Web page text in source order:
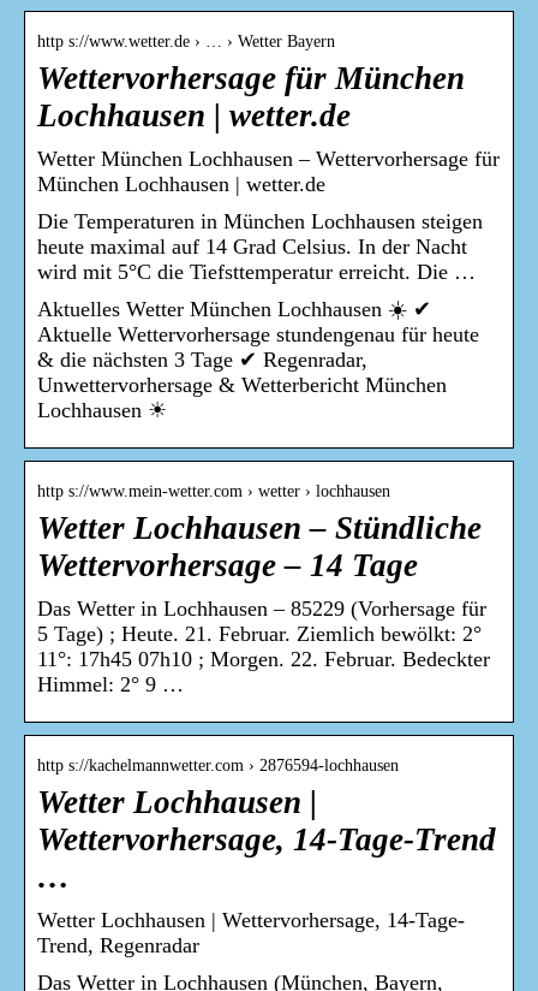
http s://www.wetter.de › … › Wetter Bayern
Wettervorhersage für München
Lochhausen | wetter.de
Wetter München Lochhausen – Wettervorhersage für
München Lochhausen | wetter.de
Die Temperaturen in München Lochhausen steigen
heute maximal auf 14 Grad Celsius. In der Nacht
wird mit 5°C die Tiefsttemperatur erreicht. Die …
Aktuelles Wetter München Lochhausen ☀️ ✔
Aktuelle Wettervorhersage stundengenau für heute
& die nächsten 3 Tage ✔ Regenradar,
Unwettervorhersage & Wetterbericht München
Lochhausen ☀
http s://www.mein-wetter.com › wetter › lochhausen
Wetter Lochhausen – Stündliche
Wettervorhersage – 14 Tage
Das Wetter in Lochhausen – 85229 (Vorhersage für
5 Tage) ; Heute. 21. Februar. Ziemlich bewölkt: 2°
11°: 17h45 07h10 ; Morgen. 22. Februar. Bedeckter
Himmel: 2° 9 …
http s://kachelmannwetter.com › 2876594-lochhausen
Wetter Lochhausen |
Wettervorhersage, 14-Tage-Trend
…
Wetter Lochhausen | Wettervorhersage, 14-Tage-
Trend, Regenradar
Das Wetter in Lochhausen (München, Bayern,